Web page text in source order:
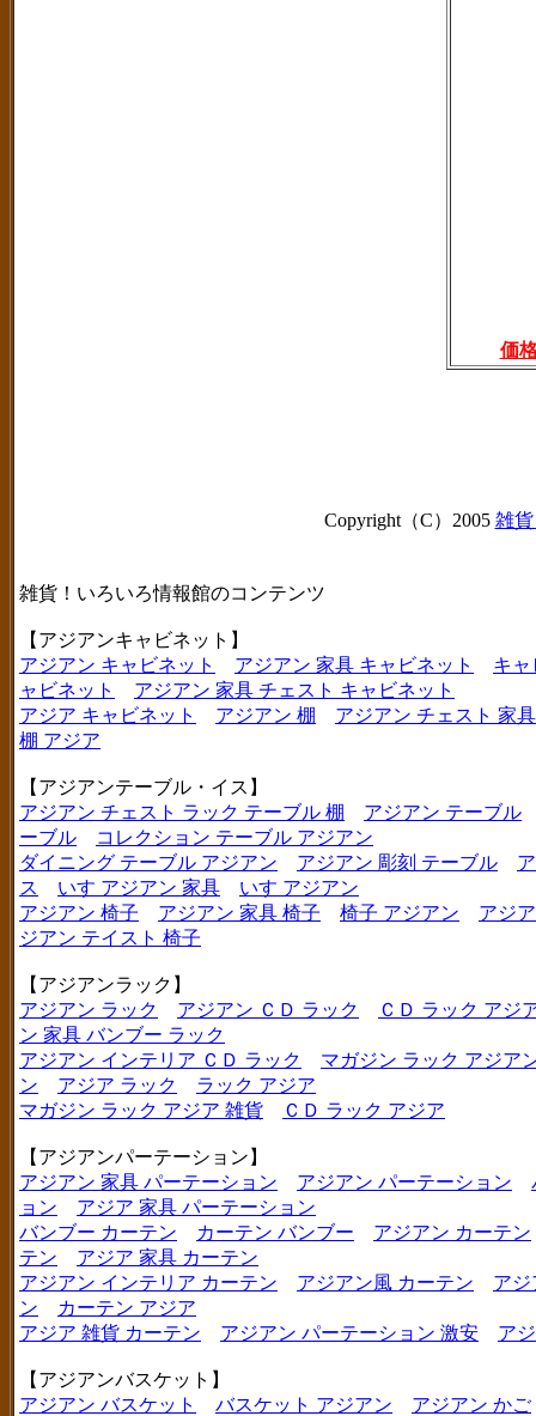
価
Copyright（C）2005 雑
雑貨！いろいろ情報館のコンテンツ
【アジアンキャビネット】
アジアン キャビネット
アジアン 家具 キャビネット
キャ
ャビネット
アジアン 家具 チェスト キャビネット
アジア キャビネット
アジアン 棚
アジアン チェスト 家
棚 アジア
【アジアンテーブル・イス】
アジアン チェスト ラック テーブル 棚
アジアン テーブル
ーブル
コレクション テーブル アジアン
ダイニング テーブル アジアン
アジアン 彫刻 テーブル
ス
いす アジアン 家具
いす アジアン
アジアン 椅子
アジアン 家具 椅子 椅子 アジアン
アジ
ジアン テイスト 椅子
【アジアンラック】
アジアン ラック
アジアン ＣＤ ラック
ＣＤ ラック アジ
ン 家具 バンブー ラック
アジアン インテリア ＣＤ ラック
マガジン ラック アジア
ン
アジア ラック
ラック アジア
マガジン ラック アジア 雑貨
ＣＤ ラック アジア
【アジアンパーテーション】
アジアン 家具 パーテーション
アジアン パーテーション
ョン
アジア 家具 パーテーション
バンブー カーテン
カーテン バンブー
アジアン カーテン
テン
アジア 家具 カーテン
アジアン インテリア カーテン
アジアン風 カーテン
アジ
ン
カーテン アジア
アジア 雑貨 カーテン
アジアン パーテーション 激安 ア
【アジアンバスケット】
アジアン バスケット
バスケット アジアン
アジアン かご